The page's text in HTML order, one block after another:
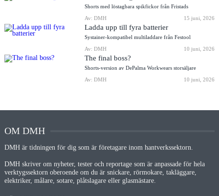
Shorts med löstagbara spikfickor från Fristads
Av: DMH
15 juni, 2026
Ladda upp till fyra batterier
Systainer-kompatibel multiladdare från Festool
Av: DMH
10 juni, 2026
The final boss?
Shorts-version av DePalma Workwears storsäljare
Av: DMH
10 juni, 2026
OM DMH
DMH är tidningen för dig som är företagare inom hantverkssektorn.
DMH skriver om nyheter, tester och reportage som är anpassade för hela
verktygssektorn oberoende om du är snickare, rörmokare, takläggare,
elektriker, målare, sotare, plåtslagare eller glasmästare.